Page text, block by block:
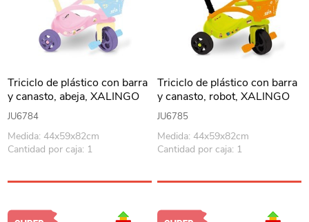
Triciclo de plástico con barra
y canasto, abeja, XALINGO
en caja
JU6784
Medida: 44x59x82cm
Cantidad por caja: 1
Triciclo de plástico con barra
y canasto, robot, XALINGO
en caja
JU6785
Medida: 44x59x82cm
Cantidad por caja: 1